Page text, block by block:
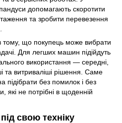
допомагають скоротити
та зробити перевезення
тому, що покупець може вибрати
Для легших машин підійдуть
використання — середні,
та витриваліші рішення. Саме
підібрати без помилок і без
які не потрібні в щоденній
свою техніку